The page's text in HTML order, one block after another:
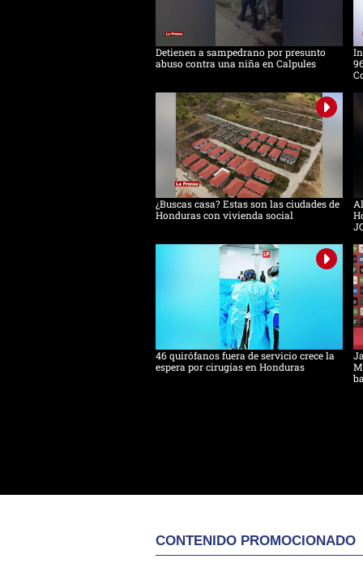
Detienen a sampedrano por presunto
abuso contra una niña en Calpules
¿Buscas casa? Estas son las ciudades de
Honduras con vivienda social
46 quirófanos fuera de servicio crece la
espera por cirugías en Honduras
CONTENIDO PROMOCIONADO